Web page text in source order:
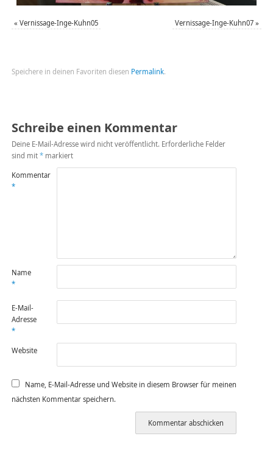
« Vernissage-Inge-Kuhn05 Vernissage-Inge-Kuhn07 »
Speichere in deinen Favoriten diesen Permalink.
Schreibe einen Kommentar
Deine E-Mail-Adresse wird nicht veröffentlicht. Erforderliche Felder
sind mit *markiert
Kommentar
*
Name
*
E-Mail-
Adresse
*
Website
Name, E-Mail-Adresse und Website in diesem Browser für meinen
nächsten Kommentar speichern.